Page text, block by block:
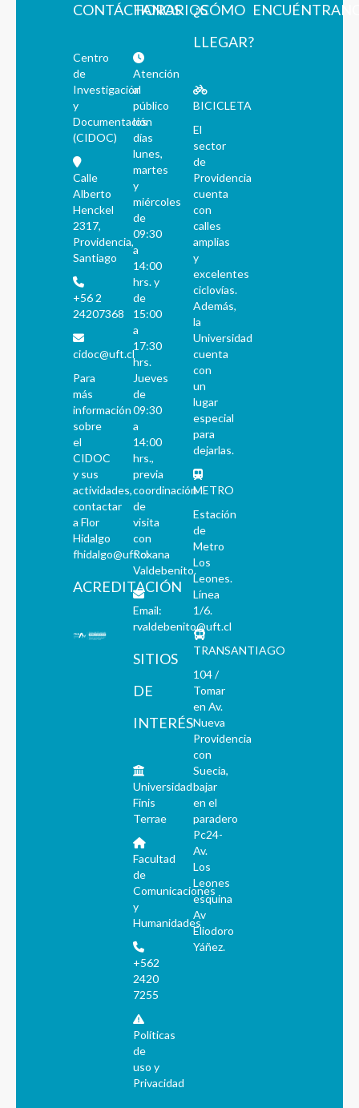
CONTÁCTANOS
Centro
de
Investigación
y
Documentación
(CIDOC)
Calle
Alberto
Henckel
2317,
Providencia,
Santiago
+56 2
24207368
cidoc@uft.cl
Para
más
información
sobre
el
CIDOC
y sus
actividades,
contactar
a Flor
Hidalgo
fhidalgo@uft.cl
ACREDITACIÓN
HORARIOS
Atención
al
público
los
días
lunes,
martes
y
miércoles
de
09:30
a
14:00
hrs. y
de
15:00
a
17:30
hrs.
Jueves
de
09:30
a
14:00
hrs.,
previa
coordinación
de
visita
con
Roxana
Valdebenito.
Email:
rvaldebenito@uft.cl
SITIOS
DE
INTERÉS
Universidad
Finis
Terrae
Facultad
de
Comunicaciones
y
Humanidades
+562
2420
7255
Políticas
de
uso y
Privacidad
¿CÓMO
LLEGAR?
BICICLETA
El
sector
de
Providencia
cuenta
con
calles
amplias
y
excelentes
ciclovías.
Además,
la
Universidad
cuenta
con
un
lugar
especial
para
dejarlas.
METRO
Estación
de
Metro
Los
Leones.
Línea
1/6.
TRANSANTIAGO
104 /
Tomar
en Av.
Nueva
Providencia
con
Suecia,
bajar
en el
paradero
Pc24-
Av.
Los
Leones
esquina
Av
Eliodoro
Yáñez.